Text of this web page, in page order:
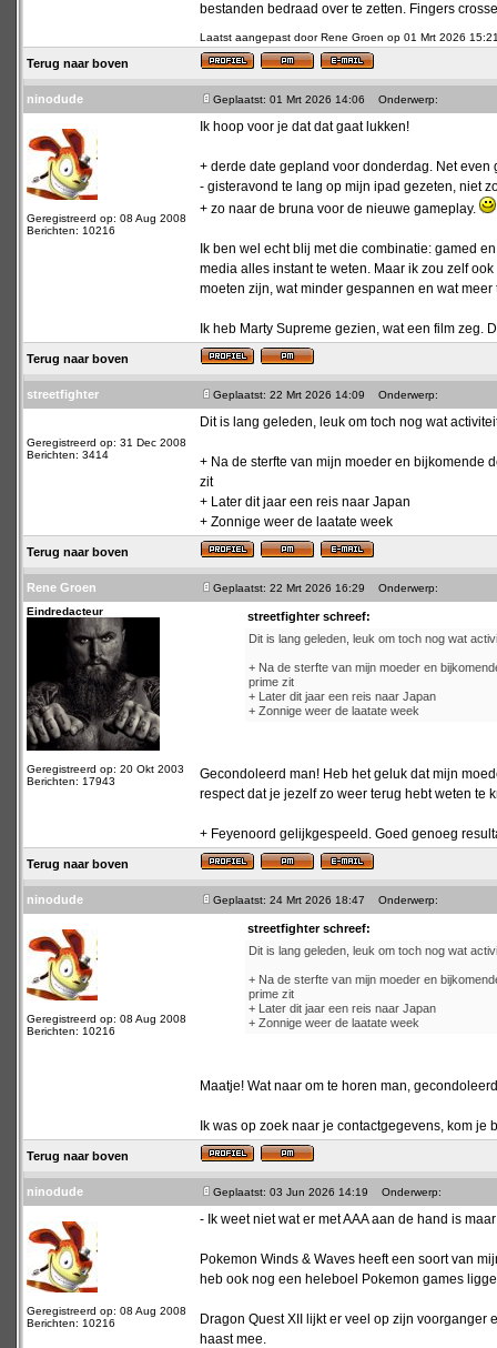
bestanden bedraad over te zetten. Fingers
Laatst aangepast door Rene Groen op 01 Mrt 2026
Terug naar boven
ninodude Geplaatst: 01 Mrt 2026 14:06 Onderwerp:
Geregistreerd op: 08 Aug 2008
Berichten: 10216
Ik hoop voor je dat dat gaat lukken!
+ derde date gepland voor donderdag. Net
- gisteravond te lang op mijn ipad gezeten, niet
+ zo naar de bruna voor de nieuwe gameplay.
Ik ben wel echt blij met die combinatie: gamed
media alles instant te weten. Maar ik zou zelf
moeten zijn, wat minder gespannen en wat
Ik heb Marty Supreme gezien, wat een film zeg.
Terug naar boven
streetfighter Geplaatst: 22 Mrt 2026 14:09 Onderwerp:
Geregistreerd op: 31 Dec 2008
Berichten: 3414
Dit is lang geleden, leuk om toch nog wat
+ Na de sterfte van mijn moeder en bijkomende
zit
+ Later dit jaar een reis naar Japan
+ Zonnige weer de laatate week
Terug naar boven
Rene Groen Geplaatst: 22 Mrt 2026 16:29
Onderwerp:
Eindredacteur
Geregistreerd op: 20 Okt 2003
Berichten: 17943
streetfighter schreef:
Dit is lang geleden, leuk om toch nog wat
+ Na de sterfte van mijn moeder en
prime zit
+ Later dit jaar een reis naar Japan
+ Zonnige weer de laatate week
Gecondoleerd man! Heb het geluk dat mijn
respect dat je jezelf zo weer terug hebt weten te
+ Feyenoord gelijkgespeeld. Goed genoeg
Terug naar boven
ninodude Geplaatst: 24 Mrt 2026 18:47 Onderwerp:
Geregistreerd op: 08 Aug 2008
Berichten: 10216
streetfighter schreef:
Dit is lang geleden, leuk om toch nog wat
+ Na de sterfte van mijn moeder en
prime zit
+ Later dit jaar een reis naar Japan
+ Zonnige weer de laatate week
Maatje! Wat naar om te horen man,
Ik was op zoek naar je contactgegevens, kom
Terug naar boven
ninodude Geplaatst: 03 Jun 2026 14:19 Onderwerp:
Geregistreerd op: 08 Aug 2008
Berichten: 10216
- Ik weet niet wat er met AAA aan de hand is
Pokemon Winds & Waves heeft een soort van
heb ook nog een heleboel Pokemon games
Dragon Quest XII lijkt er veel op zijn
haast mee.